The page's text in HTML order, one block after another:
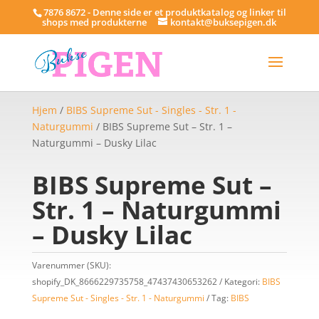
7876 8672 - Denne side er et produktkatalog og linker til
shops med produkterne kontakt@buksepigen.dk
Hjem / BIBS Supreme Sut - Singles - Str. 1 -
Naturgummi / BIBS Supreme Sut – Str. 1 –
Naturgummi – Dusky Lilac
BIBS Supreme Sut –
Str. 1 – Naturgummi
– Dusky Lilac
Varenummer (SKU):
shopify_DK_8666229735758_47437430653262
Kategori: BIBS
Supreme Sut - Singles - Str. 1 - Naturgummi
Tag: BIBS